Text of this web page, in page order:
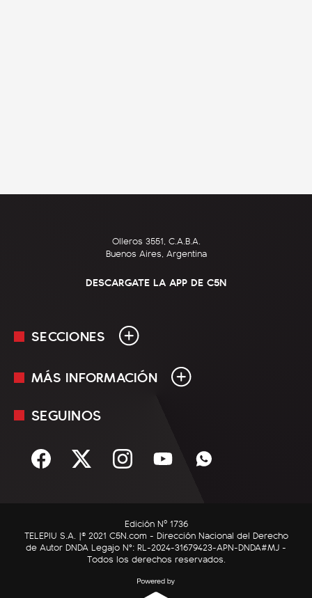
Olleros 3551, C.A.B.A.
Buenos Aires, Argentina
DESCARGATE LA APP DE C5N
SECCIONES
En Vivo
Sociedad
C5N Autos
RatingCero
MÁS INFORMACIÓN
Mediakit
Términos y condiciones
SEGUINOS
Edición Nº 1736
TELEPIU S.A. |© 2021 C5N.com - Dirección Nacional del Derecho
de Autor DNDA Legajo N°: RL-2024-31679423-APN-DNDA#MJ -
Todos los derechos reservados.